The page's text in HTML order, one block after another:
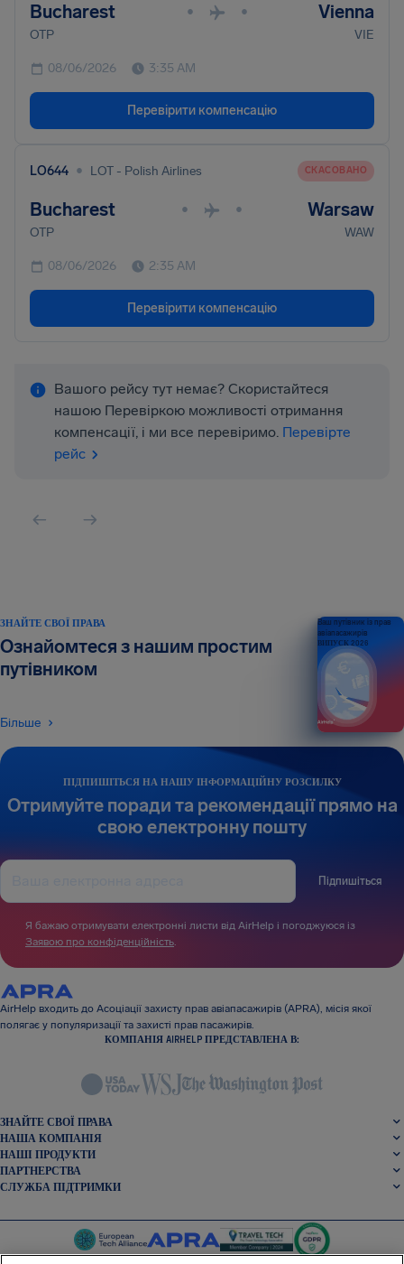
Bucharest • • Vienna
OTP VIE
08/06/2026 3:35 AM
Перевірити компенсацію
LO644 • LOT - Polish Airlines СКАСОВАНО
Bucharest • • Warsaw
OTP WAW
08/06/2026 2:35 AM
Перевірити компенсацію
Вашого рейсу тут немає? Скористайтеся
нашою Перевіркою можливості отримання
компенсації, і ми все перевіримо. Перевірте
рейс
ПІДПИШІТЬСЯ НА НАШУ ІНФОРМАЦІЙНУ РОЗСИЛКУ
Отримуйте поради та рекомендації прямо на
свою електронну пошту
Підпишіться
Я бажаю отримувати електронні листи від AirHelp і погоджуюся із
Заявою про конфіденційність.
ЗНАЙТЕ СВОЇ ПРАВА
Ознайомтеся з нашим простим
путівником
Більше
Ваш путівник із прав
авіапасажирів
ВИПУСК 2026
AirHelp входить до Асоціації захисту прав авіапасажирів (APRA), місія якої
полягає у популяризації та захисті прав пасажирів.
КОМПАНІЯ AIRHELP ПРЕДСТАВЛЕНА В:
ЗНАЙТЕ СВОЇ ПРАВА
НАША КОМПАНІЯ
НАШІ ПРОДУКТИ
ПАРТНЕРСТВА
СЛУЖБА ПІДТРИМКИ